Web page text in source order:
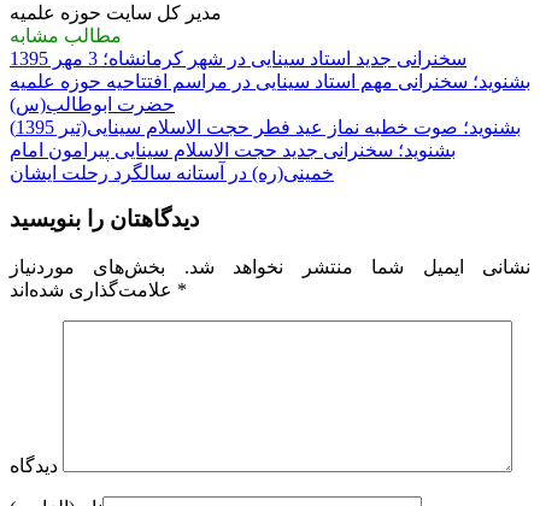
مدیر کل سایت حوزه علمیه
مطالب مشابه
سخنرانی جدید استاد سینایی در شهر کرمانشاه؛ 3 مهر 1395
بشنوید؛ سخنرانی مهم استاد سینایی در مراسم افتتاحیه حوزه علمیه
حضرت ابوطالب(س)
بشنوید؛ صوت خطبه نماز عید فطر حجت الاسلام سینایی(تیر 1395)
بشنوید؛ سخنرانی جدید حجت الاسلام سینایی پیرامون امام
خمینی(ره) در آستانه سالگرد رحلت ایشان
دیدگاهتان را بنویسید
نشانی ایمیل شما منتشر نخواهد شد. بخش‌های موردنیاز
*
دیدگاه